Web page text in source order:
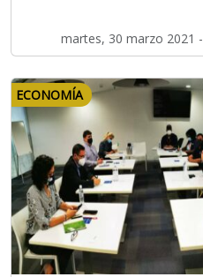
martes, 30 marzo 2021 -
ECONOMÍA